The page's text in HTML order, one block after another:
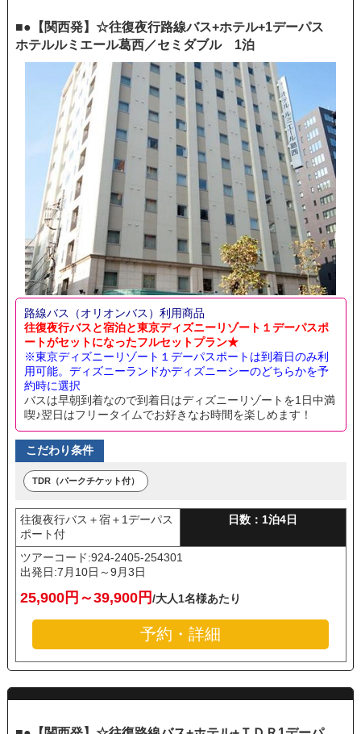
■●【関西発】☆往復夜行路線バス+ホテル+1デーパス
ホテルルミエール葛西／セミダブル 1泊
路線バス（オリオンバス）利用商品
往復夜行バスと宿泊と東京ディズニーリゾート１デーパスポ
ートがセットになったフルセットプラン★
※東京ディズニーリゾート１デーパスポートは到着日のみ利
用可能。ディズニーランドかディズニーシーのどちらかを予
約時に選択
バスは早朝到着なので到着日はディズニーリゾートを1日中満
喫♪翌日はフリータイムでお好きなお時間を楽しめます！
こだわり条件
TDR（パークチケット付）
往復夜行バス＋宿＋1デーパス
ポート付
日数：1泊4日
ツアーコード:924-2405-254301
出発日:7月10日～9月3日
25,900円～39,900円/大人1名様あたり
予約・詳細